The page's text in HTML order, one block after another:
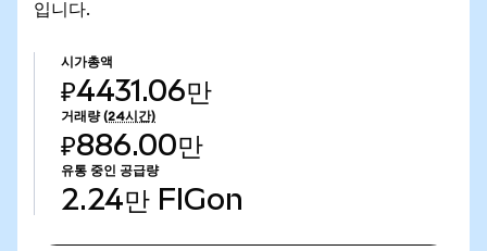
입니다.
시가총액
₽4431.06만
거래량 (24시간)
₽886.00만
유통 중인 공급량
2.24만 FIGon